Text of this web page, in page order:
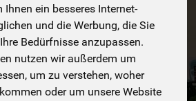
Ihnen ein besseres Internet-
und die Werbung, die Sie
Bedürfnisse anzupassen.
nutzen wir außerdem um
um zu verstehen, woher
oder um unsere Website